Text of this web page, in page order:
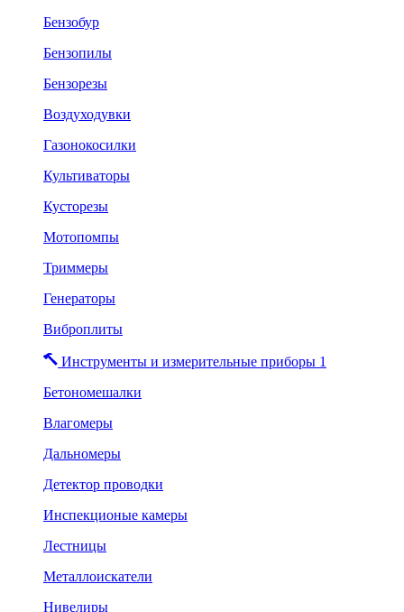
Бензобур
Бензопилы
Бензорезы
Воздуходувки
Газонокосилки
Культиваторы
Кусторезы
Мотопомпы
Триммеры
Генераторы
Виброплиты
Инструменты и измерительные приборы 1
Бетономешалки
Влагомеры
Дальномеры
Детектор проводки
Инспекционые камеры
Лестницы
Металлоискатели
Нивелиры